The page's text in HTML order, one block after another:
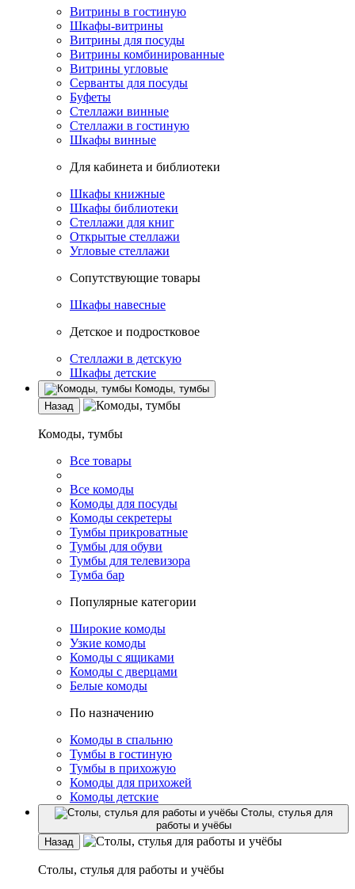
Витрины в гостиную
Шкафы-витрины
Витрины для посуды
Витрины комбинированные
Витрины угловые
Серванты для посуды
Буфеты
Стеллажи винные
Стеллажи в гостиную
Шкафы винные
Для кабинета и библиотеки
Шкафы книжные
Шкафы библиотеки
Стеллажи для книг
Открытые стеллажи
Угловые стеллажи
Сопутствующие товары
Шкафы навесные
Детское и подростковое
Стеллажи в детскую
Шкафы детские
Комоды, тумбы
Назад
Комоды, тумбы
Все товары
Все комоды
Комоды для посуды
Комоды секретеры
Тумбы прикроватные
Тумбы для обуви
Тумбы для телевизора
Тумба бар
Популярные категории
Широкие комоды
Узкие комоды
Комоды с ящиками
Комоды с дверцами
Белые комоды
По назначению
Комоды в спальню
Тумбы в гостиную
Тумбы в прихожую
Комоды для прихожей
Комоды детские
Столы, стулья для
работы и учёбы
Назад
Столы, стулья для работы и учёбы